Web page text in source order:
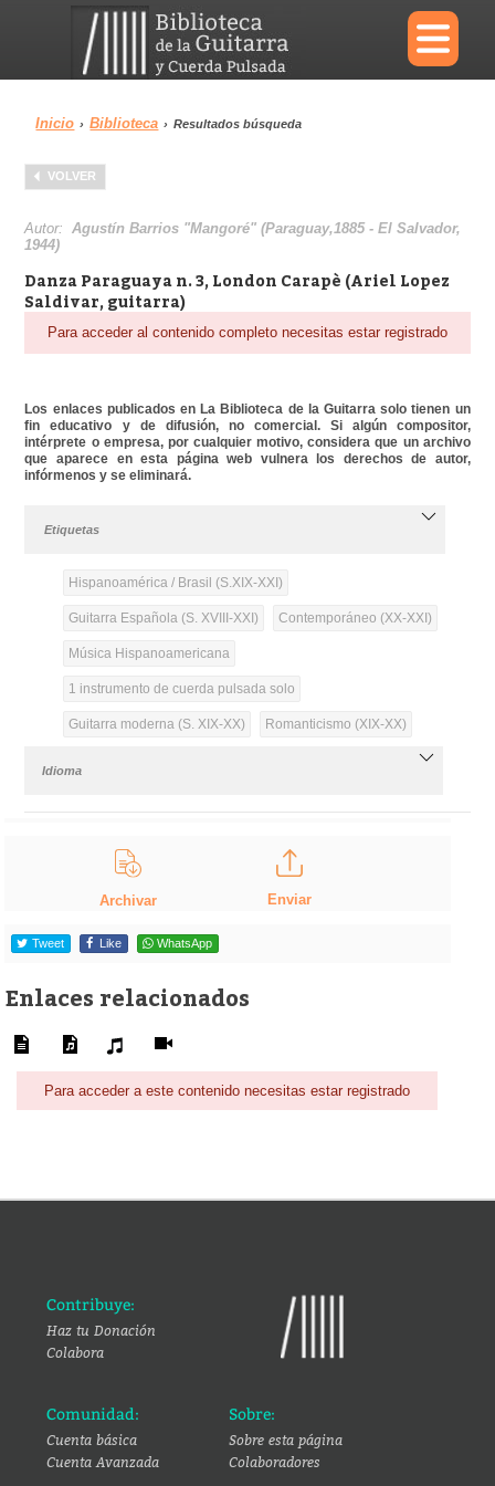
×
Menu
Biblioteca Diccionario
Área personal Reproductor
Inicio › Biblioteca › Resultados búsqueda
VOLVER
Autor:Agustín Barrios "Mangoré" (Paraguay,1885 - El Salvador,
1944)
Danza Paraguaya n. 3, London Carapè (Ariel Lopez
Saldivar, guitarra)
Para acceder al contenido completo necesitas estar registrado
Los enlaces publicados en La Biblioteca de la Guitarra solo tienen un
fin educativo y de difusión, no comercial. Si algún compositor,
intérprete o empresa, por cualquier motivo, considera que un archivo
que aparece en esta página web vulnera los derechos de autor,
infórmenos y se eliminará.
Etiquetas
Hispanoamérica / Brasil (S.XIX-XXI)
Guitarra Española (S. XVIII-XXI) Contemporáneo (XX-XXI)
Música Hispanoamericana
1 instrumento de cuerda pulsada solo
Guitarra moderna (S. XIX-XX) Romanticismo (XIX-XX)
Idioma
Archivar Enviar
Tweet Like WhatsApp
Enlaces relacionados
Para acceder a este contenido necesitas estar registrado
Contribuye:
Haz tu Donación
Colabora
Comunidad:
Cuenta básica
Cuenta Avanzada
Sobre:
Sobre esta página
Colaboradores